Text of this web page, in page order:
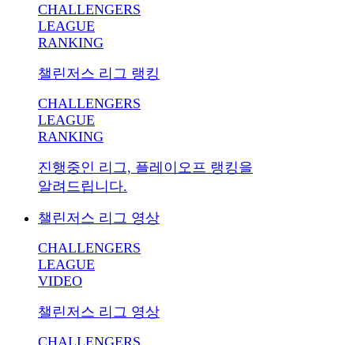
CHALLENGERS
LEAGUE
RANKING
챌린저스 리그 랭킹
CHALLENGERS
LEAGUE
RANKING
진행중인 리그, 플레이오프 랭킹을
알려드립니다.
챌린저스 리그 영상
CHALLENGERS
LEAGUE
VIDEO
챌린저스 리그 영상
CHALLENGERS